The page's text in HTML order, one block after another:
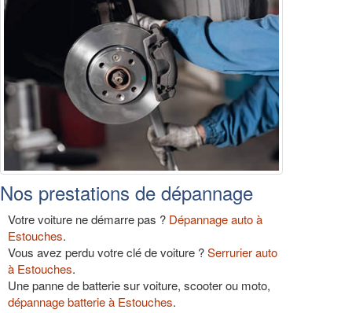
Nos prestations de dépannage
Votre voiture ne démarre pas ? Dépannage auto à
Estouches.
Vous avez perdu votre clé de voiture ?Serrurier auto
à Estouches.
Une panne de batterie sur voiture, scooter ou moto,
dépannage batterie à Estouches.